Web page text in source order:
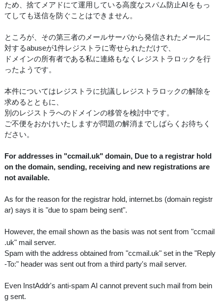
ため、捨てメアドにて運用している高度なスパム防止AIをもっ
てしても送信を防ぐことはできません。
ところが、その第三者のメールサーバから発信されたメールに
対するabuseが1件レジストラに寄せられただけで、
ドメインの所有者である私に連絡もなくレジストラロックを行
ったようです。
本件についてはレジストラに抗議しレジストラロックの解除を
求めるとともに、
別のレジストラへのドメインの移管を検討中です。
ご不便をおかけいたしますが問題の解消までしばらくお待ちく
ださい。
For addresses in "ccmail.uk" domain, Due to a registrar hold
on the domain, sending, receiving and new registrations are
not available.
As for the reason for the registrar hold, internet.bs (domain registr
ar) says it is "due to spam being sent".
However, the email shown as the basis was not sent from "ccmail
.uk" mail server.
Spam with the address obtained from "ccmail.uk" set in the "Reply
-To:" header was sent out from a third party's mail server.
Even InstAddr's anti-spam AI cannot prevent such mail from bein
g sent.